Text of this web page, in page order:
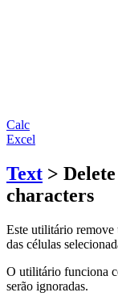
Calc
Excel
Text >
characters
Este utilitário remove
das células
O utilitário funciona
serão ignoradas.